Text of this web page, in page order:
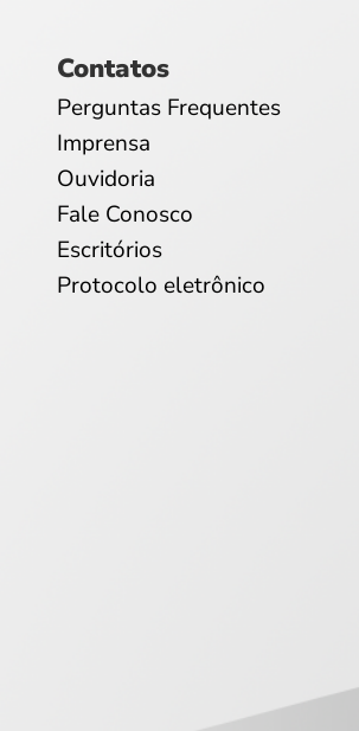
Contatos
Perguntas Frequentes
Imprensa
Ouvidoria
Fale Conosco
Escritórios
Protocolo eletrônico